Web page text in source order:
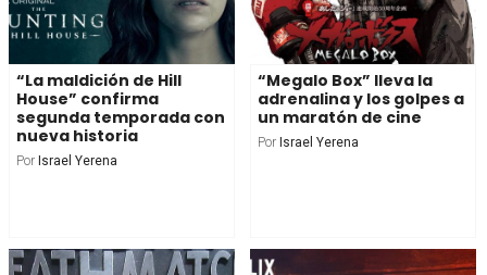
“La maldición de Hill
House” confirma
segunda temporada con
nueva historia
Por Israel Yerena
“Megalo Box” lleva la
adrenalina y los golpes a
un maratón de cine
Por Israel Yerena